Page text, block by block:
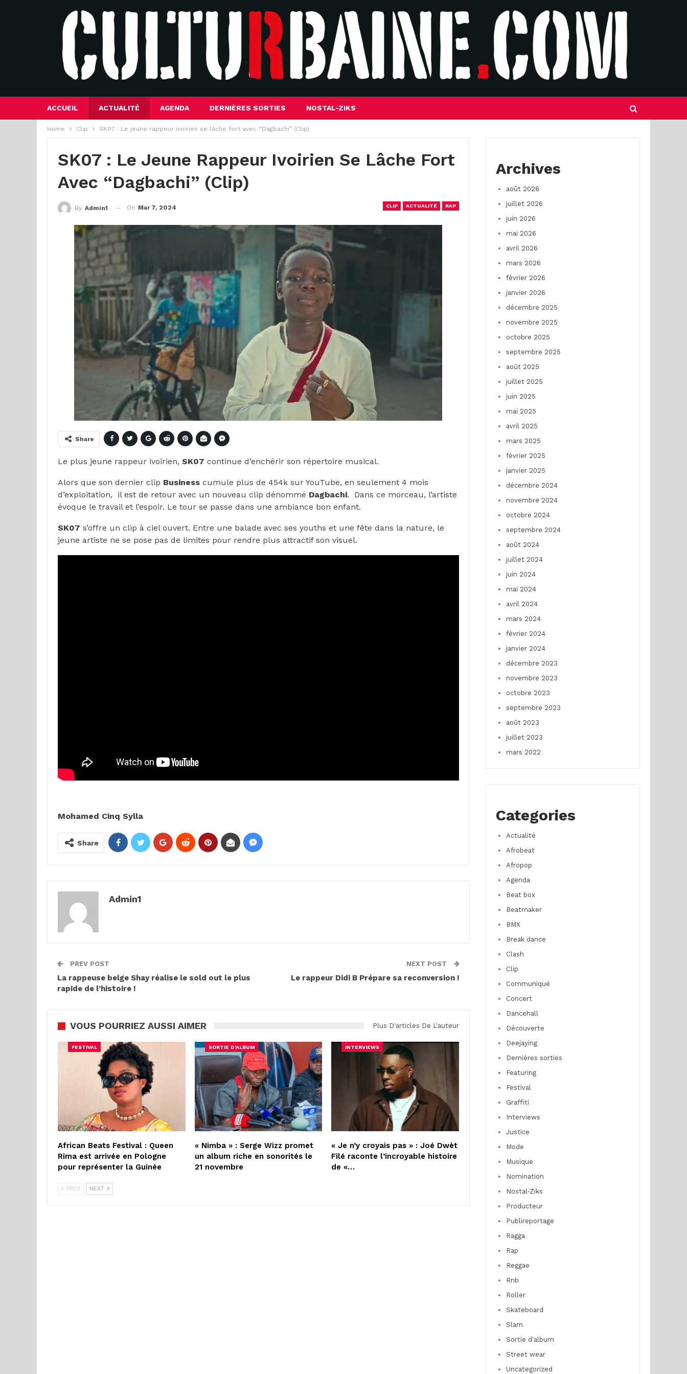
ACCUEIL ACTUALITÉ AGENDA DERNIÈRES SORTIES NOSTAL-ZIKS
Home Clip SK07 : Le jeune rappeur ivoirien se lâche fort avec “Dagbachi” (Clip)
SK07 : Le Jeune Rappeur Ivoirien Se Lâche Fort
Avec “Dagbachi” (Clip)
CLIP ACTUALITÉ RAP
By Admin1 On Mar 7, 2024
Share
Le plus jeune rappeur ivoirien, SK07 continue d’enchérir son répertoire musical.
Alors que son dernier clip Business cumule plus de 454k sur YouTube, en seulement 4 mois
d’exploitation, il est de retour avec un nouveau clip dénommé Dagbachi. Dans ce morceau, l’artiste
évoque le travail et l’espoir. Le tour se passe dans une ambiance bon enfant.
SK07 s’offre un clip à ciel ouvert. Entre une balade avec ses youths et une fête dans la nature, le
jeune artiste ne se pose pas de limites pour rendre plus attractif son visuel.
Mohamed Cinq Sylla
Share
Admin1
PREV POST
La rappeuse belge Shay réalise le sold out le plus
rapide de l’histoire !
NEXT POST
Le rappeur Didi B Prépare sa reconversion !
VOUS POURRIEZ AUSSI AIMER Plus D'articles De L'auteur
FESTIVAL
African Beats Festival : Queen
Rima est arrivée en Pologne
pour représenter la Guinée
SORTIE D'ALBUM
« Nimba » : Serge Wizz promet
un album riche en sonorités le
21 novembre
INTERVIEWS
« Je n’y croyais pas » : Joé Dwèt
Filé raconte l’incroyable histoire
de «…
PREV NEXT
Archives
août 2026
juillet 2026
juin 2026
mai 2026
avril 2026
mars 2026
février 2026
janvier 2026
décembre 2025
novembre 2025
octobre 2025
septembre 2025
août 2025
juillet 2025
juin 2025
mai 2025
avril 2025
mars 2025
février 2025
janvier 2025
décembre 2024
novembre 2024
octobre 2024
septembre 2024
août 2024
juillet 2024
juin 2024
mai 2024
avril 2024
mars 2024
février 2024
janvier 2024
décembre 2023
novembre 2023
octobre 2023
septembre 2023
août 2023
juillet 2023
mars 2022
Categories
Actualité
Afrobeat
Afropop
Agenda
Beat box
Beatmaker
BMX
Break dance
Clash
Clip
Communiqué
Concert
Dancehall
Découverte
Deejaying
Dernières sorties
Featuring
Festival
Graffiti
Interviews
Justice
Mode
Musique
Nomination
Nostal-Ziks
Producteur
Publireportage
Ragga
Rap
Reggae
Rnb
Roller
Skateboard
Slam
Sortie d'album
Street wear
Uncategorized